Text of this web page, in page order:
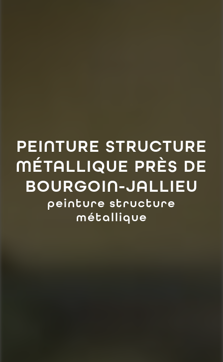
PEINTURE STRUCTURE
MÉTALLIQUE PRÈS DE
BOURGOIN-JALLIEU
peinture structure
métallique